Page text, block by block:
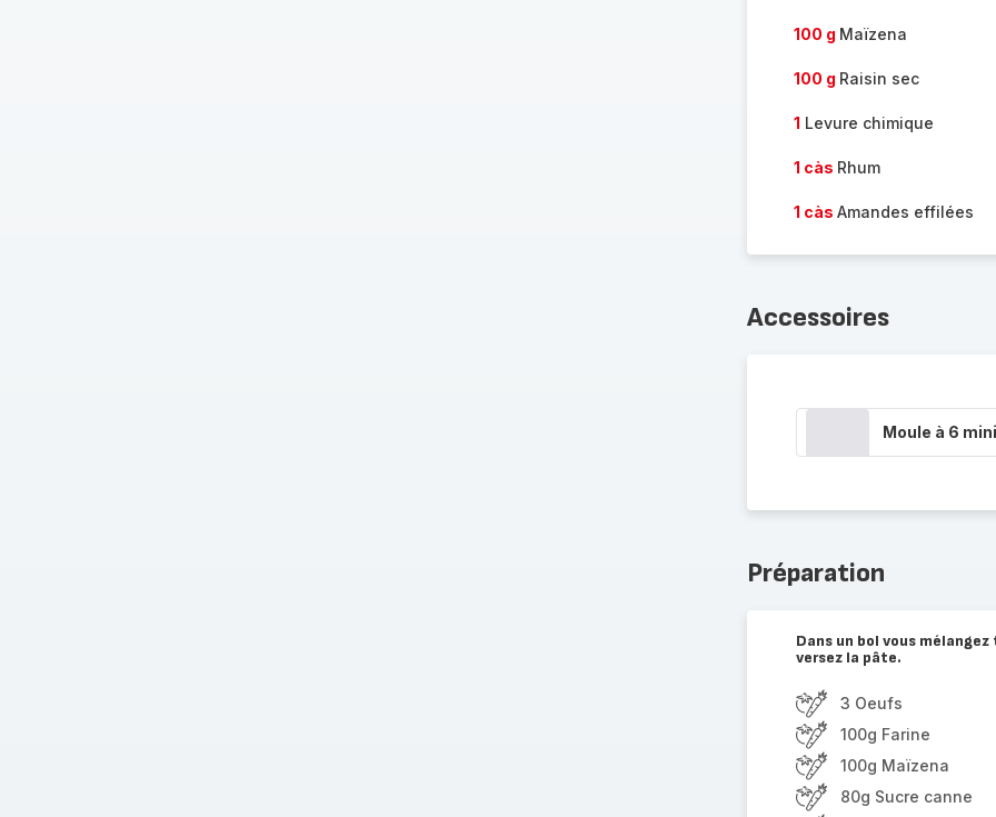
100 g Maïzena
100 g Raisin sec
1 Levure chimique
1 càs Rhum
1 càs Amandes effilées
Accessoires
Moule à 6
Préparation
Dans un bol vous
versez la pâte.
3 Oeufs
100g Farine
100g Maïzena
80g Sucre canne